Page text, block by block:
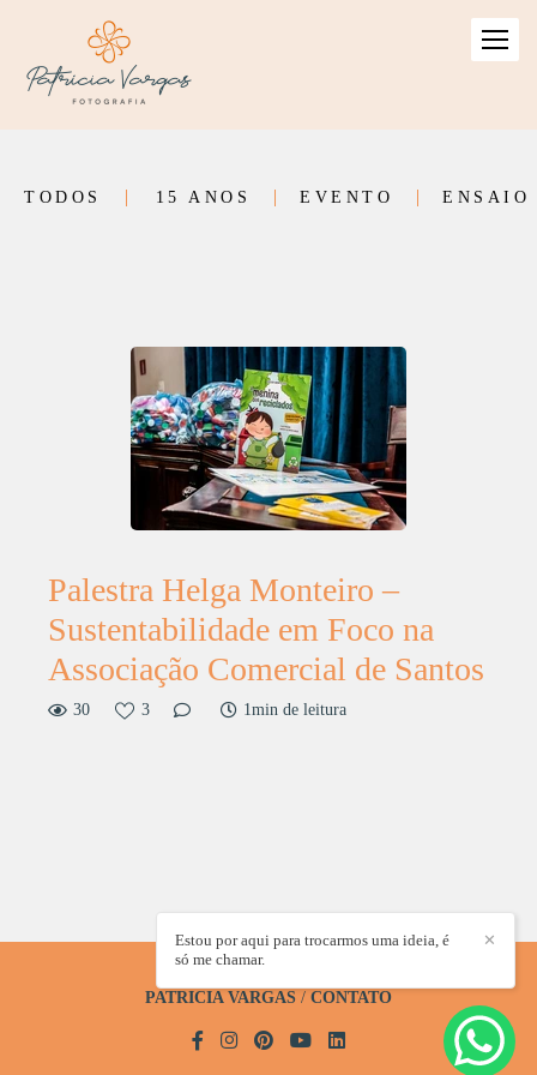
TODOS 15 ANOS EVENTO ENSAIO
Palestra Helga Monteiro –
Sustentabilidade em Foco na
Associação Comercial de Santos
30 3 1min de leitura
PATRICIA VARGAS / CONTATO
✕
Estou por aqui para trocarmos uma ideia, é
só me chamar.